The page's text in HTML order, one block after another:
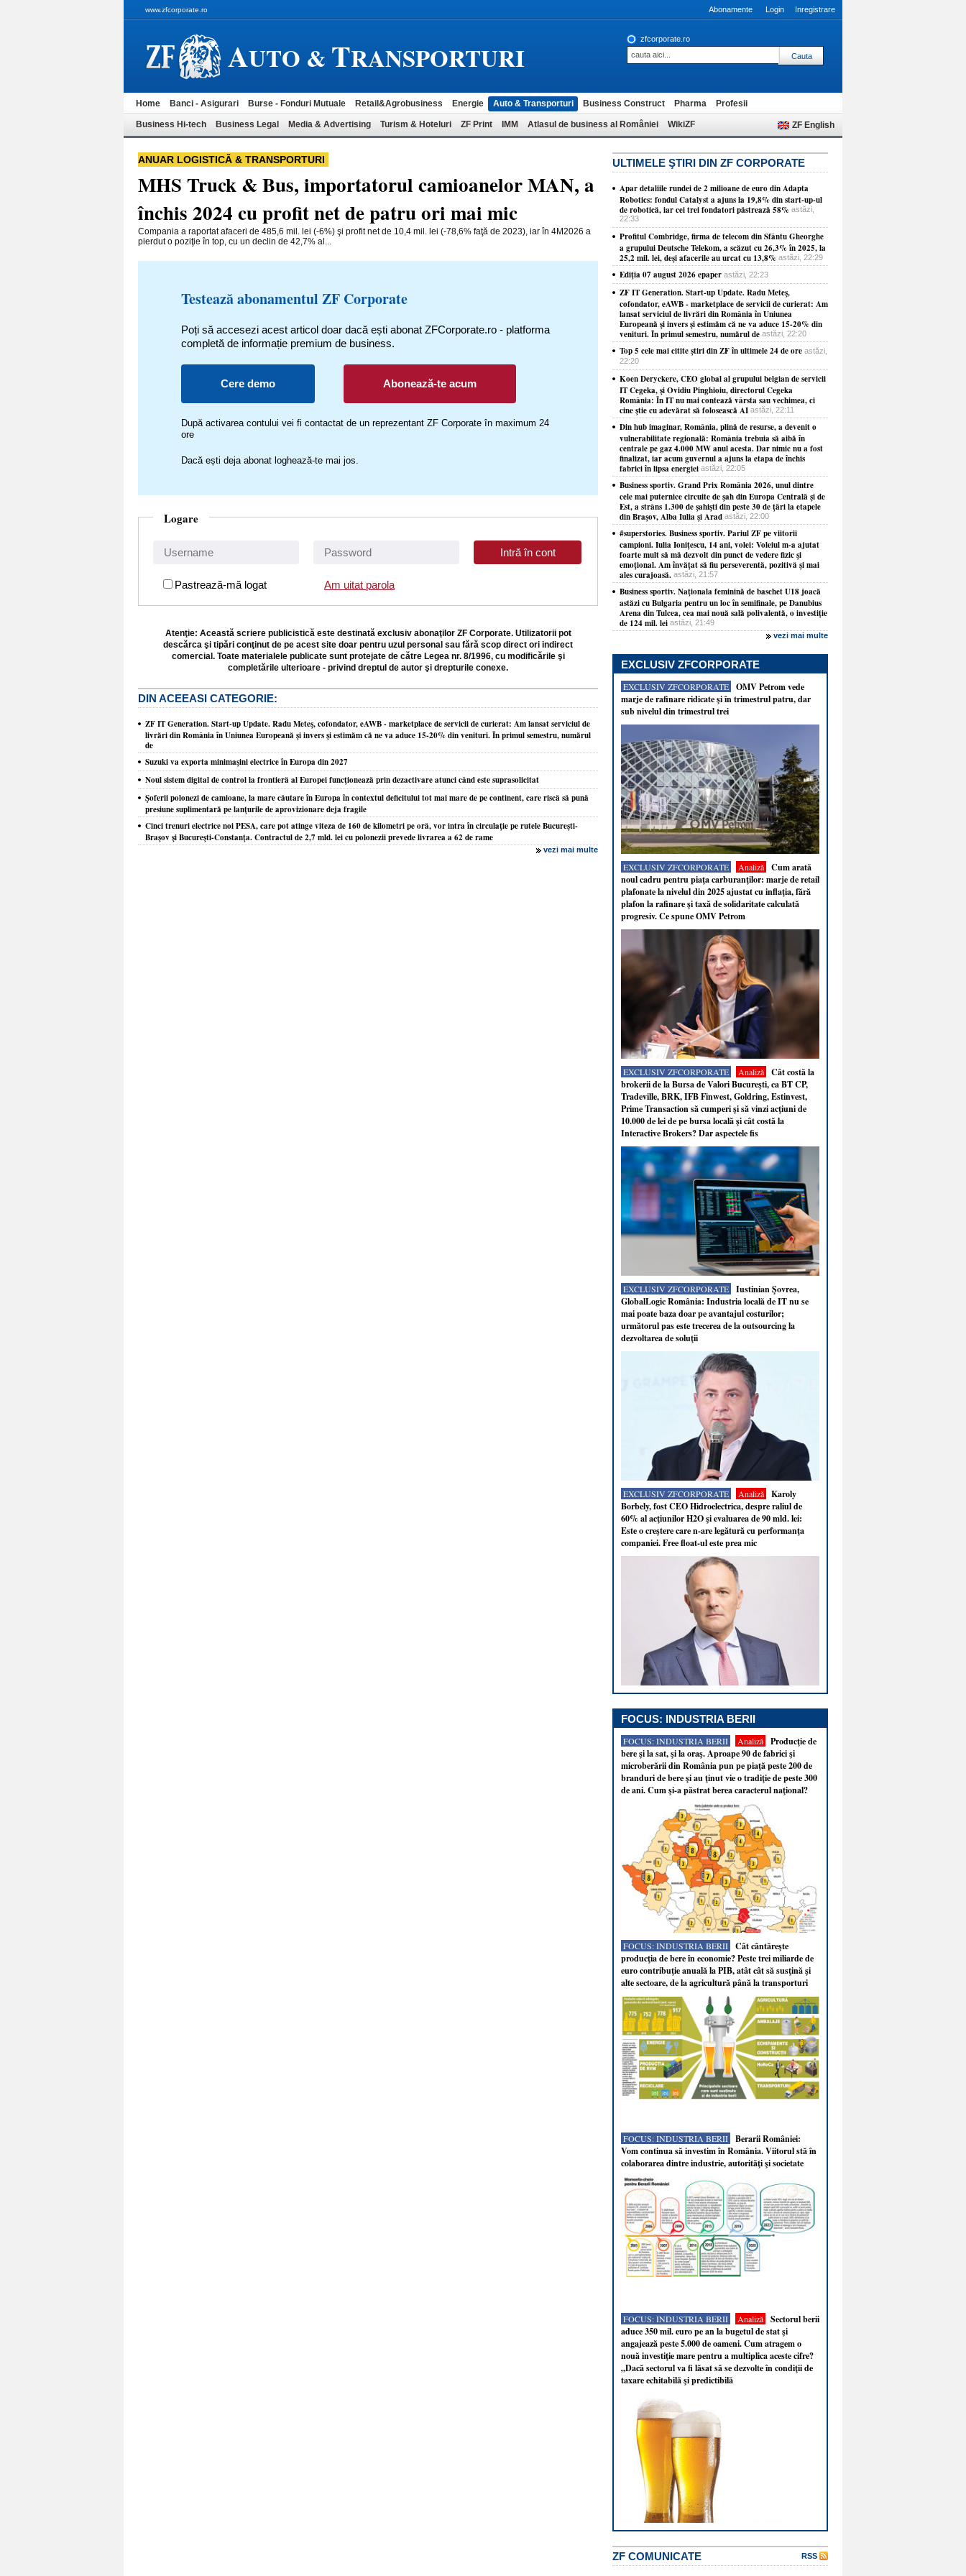
www.zfcorporate.ro Abonamente Login Inregistrare
AUTO & TRANSPORTURI
zfcorporate.ro
Home Banci - Asigurari Burse - Fonduri Mutuale Retail&Agrobusiness Energie Auto & Transporturi Business Construct Pharma Profesii
Business Hi-tech Business Legal Media & Advertising Turism & Hoteluri ZF Print IMM Atlasul de business al României WikiZF ZF English
ANUAR LOGISTICĂ & TRANSPORTURI
MHS Truck & Bus, importatorul camioanelor MAN, a
închis 2024 cu profit net de patru ori mai mic
Compania a raportat afaceri de 485,6 mil. lei (-6%) şi profit net de 10,4 mil. lei (-78,6% faţă de 2023), iar în 4M2026 a
pierdut o poziţie în top, cu un declin de 42,7% al...
Testează abonamentul ZF Corporate
Poți să accesezi acest articol doar dacă ești abonat ZFCorporate.ro - platforma
completă de informație premium de business.
Cere demo Abonează-te acum
După activarea contului vei fi contactat de un reprezentant ZF Corporate în maximum 24
ore
Dacă ești deja abonat loghează-te mai jos.
Logare
Pastrează-mă logat Am uitat parola
Atenţie: Această scriere publicistică este destinată exclusiv abonaţilor ZF Corporate. Utilizatorii pot
descărca şi tipări conţinut de pe acest site doar pentru uzul personal sau fără scop direct ori indirect
comercial. Toate materialele publicate sunt protejate de către Legea nr. 8/1996, cu modificările şi
completările ulterioare - privind dreptul de autor şi drepturile conexe.
DIN ACEEASI CATEGORIE:
ZF IT Generation. Start-up Update. Radu Meteş, cofondator, eAWB - marketplace de servicii de curierat: Am lansat serviciul de
livrări din România în Uniunea Europeană şi invers şi estimăm că ne va aduce 15-20% din venituri. În primul semestru, numărul
de
Suzuki va exporta minimaşini electrice în Europa din 2027
Noul sistem digital de control la frontieră al Europei funcţionează prin dezactivare atunci când este suprasolicitat
Şoferii polonezi de camioane, la mare căutare în Europa în contextul deficitului tot mai mare de pe continent, care riscă să pună
presiune suplimentară pe lanţurile de aprovizionare deja fragile
Cinci trenuri electrice noi PESA, care pot atinge viteza de 160 de kilometri pe oră, vor intra în circulaţie pe rutele Bucureşti-
Braşov şi Bucureşti-Constanţa. Contractul de 2,7 mld. lei cu polonezii prevede livrarea a 62 de rame
vezi mai multe
ULTIMELE ŞTIRI DIN ZF CORPORATE
Apar detaliile rundei de 2 milioane de euro din Adapta
Robotics: fondul Catalyst a ajuns la 19,8% din start-up-ul
de robotică, iar cei trei fondatori păstrează 58% astăzi,
22:33
Profitul Combridge, firma de telecom din Sfântu Gheorghe
a grupului Deutsche Telekom, a scăzut cu 26,3% în 2025, la
25,2 mil. lei, deşi afacerile au urcat cu 13,8% astăzi, 22:29
Ediţia 07 august 2026 epaper astăzi, 22:23
ZF IT Generation. Start-up Update. Radu Meteş,
cofondator, eAWB - marketplace de servicii de curierat: Am
lansat serviciul de livrări din România în Uniunea
Europeană şi invers şi estimăm că ne va aduce 15-20% din
venituri. În primul semestru, numărul de astăzi, 22:20
Top 5 cele mai citite ştiri din ZF în ultimele 24 de ore astăzi,
22:20
Koen Deryckere, CEO global al grupului belgian de servicii
IT Cegeka, şi Ovidiu Pinghioiu, directorul Cegeka
România: În IT nu mai contează vârsta sau vechimea, ci
cine ştie cu adevărat să folosească AI astăzi, 22:11
Din hub imaginar, România, plină de resurse, a devenit o
vulnerabilitate regională: România trebuia să aibă în
centrale pe gaz 4.000 MW anul acesta. Dar nimic nu a fost
finalizat, iar acum guvernul a ajuns la etapa de închis
fabrici în lipsa energiei astăzi, 22:05
Business sportiv. Grand Prix România 2026, unul dintre
cele mai puternice circuite de şah din Europa Centrală şi de
Est, a strâns 1.300 de şahişti din peste 30 de ţări la etapele
din Braşov, Alba Iulia şi Arad astăzi, 22:00
#superstories. Business sportiv. Pariul ZF pe viitorii
campioni. Iulia Ioniţescu, 14 ani, volei: Voleiul m-a ajutat
foarte mult să mă dezvolt din punct de vedere fizic şi
emoţional. Am învăţat să fiu perseverentă, pozitivă şi mai
ales curajoasă. astăzi, 21:57
Business sportiv. Naţionala feminină de baschet U18 joacă
astăzi cu Bulgaria pentru un loc în semifinale, pe Danubius
Arena din Tulcea, cea mai nouă sală polivalentă, o investiţie
de 124 mil. lei astăzi, 21:49
vezi mai multe
EXCLUSIV ZFCORPORATE
EXCLUSIV ZFCORPORATE
OMV Petrom vede
marje de rafinare ridicate şi în trimestrul patru, dar
sub nivelul din trimestrul trei
EXCLUSIV ZFCORPORATE Analiză
Cum arată
noul cadru pentru piaţa carburanţilor: marje de retail
plafonate la nivelul din 2025 ajustat cu inflaţia, fără
plafon la rafinare şi taxă de solidaritate calculată
progresiv. Ce spune OMV Petrom
EXCLUSIV ZFCORPORATE Analiză
Cât costă la
brokerii de la Bursa de Valori Bucureşti, ca BT CP,
Tradeville, BRK, IFB Finwest, Goldring, Estinvest,
Prime Transaction să cumperi şi să vinzi acţiuni de
10.000 de lei de pe bursa locală şi cât costă la
Interactive Brokers? Dar aspectele fis
EXCLUSIV ZFCORPORATE
Iustinian Şovrea,
GlobalLogic România: Industria locală de IT nu se
mai poate baza doar pe avantajul costurilor;
următorul pas este trecerea de la outsourcing la
dezvoltarea de soluţii
EXCLUSIV ZFCORPORATE Analiză
Karoly
Borbely, fost CEO Hidroelectrica, despre raliul de
60% al acţiunilor H2O şi evaluarea de 90 mld. lei:
Este o creştere care n-are legătură cu performanţa
companiei. Free float-ul este prea mic
FOCUS: INDUSTRIA BERII
FOCUS: INDUSTRIA BERII Analiză
Producţie de
bere şi la sat, şi la oraş. Aproape 90 de fabrici şi
microberării din România pun pe piaţă peste 200 de
branduri de bere şi au ţinut vie o tradiţie de peste 300
de ani. Cum şi-a păstrat berea caracterul naţional?
FOCUS: INDUSTRIA BERII
Cât cântăreşte
producţia de bere în economie? Peste trei miliarde de
euro contribuţie anuală la PIB, atât cât să susţină şi
alte sectoare, de la agricultură până la transporturi
FOCUS: INDUSTRIA BERII
Berarii României:
Vom continua să investim în România. Viitorul stă în
colaborarea dintre industrie, autorităţi şi societate
FOCUS: INDUSTRIA BERII Analiză
Sectorul berii
aduce 350 mil. euro pe an la bugetul de stat şi
angajează peste 5.000 de oameni. Cum atragem o
nouă investiţie mare pentru a multiplica aceste cifre?
„Dacă sectorul va fi lăsat să se dezvolte în condiţii de
taxare echitabilă şi predictibilă
ZF COMUNICATE RSS